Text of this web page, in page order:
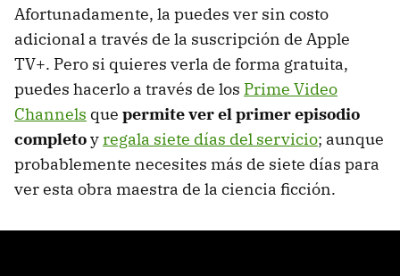
Afortunadamente, la puedes ver sin costo
adicional a través de la suscripción de Apple
TV+. Pero si quieres verla de forma gratuita,
puedes hacerlo a través de los Prime Video
Channels que permite ver el primer episodio
completoyregala siete días del servicio; aunque
probablemente necesites más de siete días para
ver esta obra maestra de la ciencia ficción.